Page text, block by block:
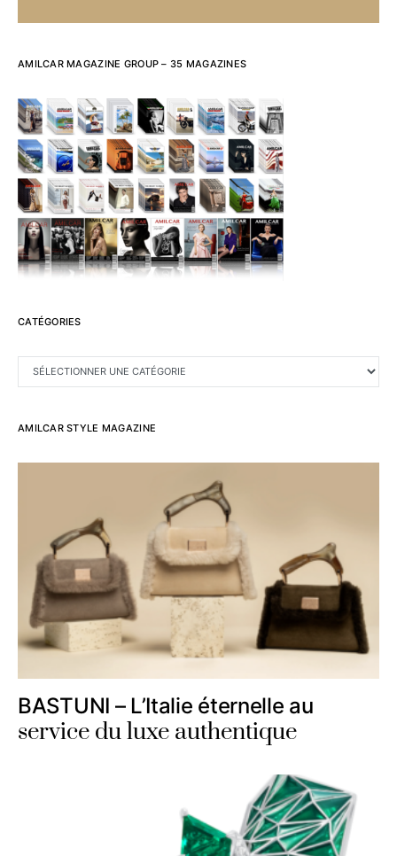
AMILCAR MAGAZINE GROUP – 35 MAGAZINES
CATÉGORIES
CATÉGORIES
AMILCAR STYLE MAGAZINE
BASTUNI – L’Italie éternelle au
service du luxe authentique